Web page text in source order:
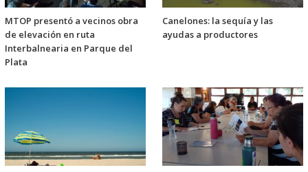
MTOP presentó a vecinos obra
de elevación en ruta
Interbalnearia en Parque del
Plata
Canelones: la sequía y las
ayudas a productores